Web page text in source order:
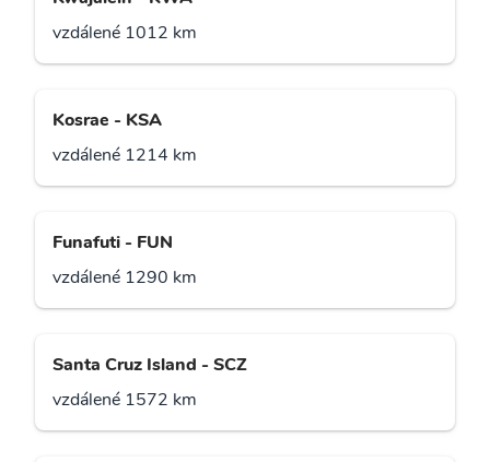
vzdálené 1012 km
Kosrae - KSA
vzdálené 1214 km
Funafuti - FUN
vzdálené 1290 km
Santa Cruz Island - SCZ
vzdálené 1572 km